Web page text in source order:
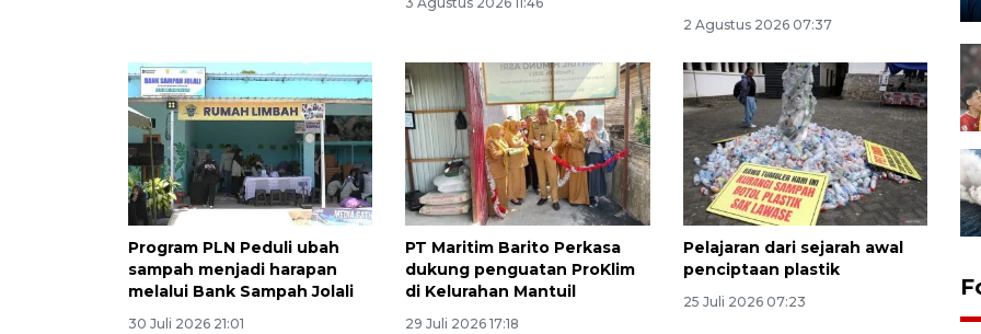
2 Agustus 2026 07:37
Program PLN Peduli ubah
sampah menjadi harapan
melalui Bank Sampah Jolali
30 Juli 2026 21:01
PT Maritim Barito Perkasa
dukung penguatan ProKlim
di Kelurahan Mantuil
29 Juli 2026 17:18
Pelajaran dari sejarah awal
penciptaan plastik
25 Juli 2026 07:23